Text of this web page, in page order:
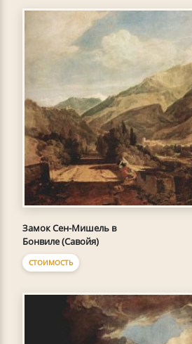
Замок Сен-Мишель в
Бонвиле (Савойя)
СТОИМОСТЬ